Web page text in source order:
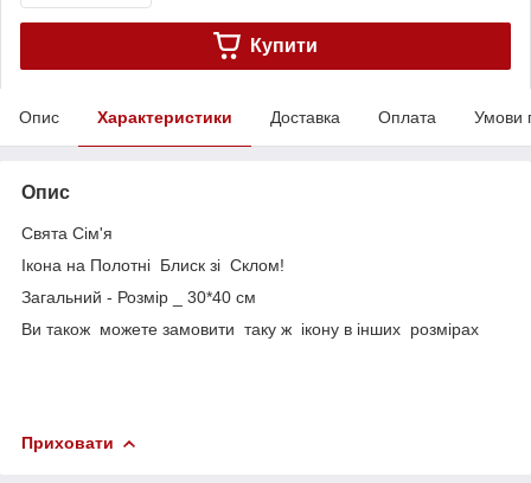
Купити
Опис Характеристики Доставка Оплата Умови
Опис
Свята Сім'я
Ікона на Полотні Блиск зі Склом!
Загальний - Розмір _ 30*40 см
Ви також можете замовити таку ж ікону в інших розмірах
Приховати